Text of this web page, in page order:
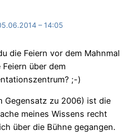
– 14:05
die Feiern vor dem Mahnmal
über dem
;-)
Gegensatz zu 2006) ist die
meines Wissens recht
über die Bühne gegangen.